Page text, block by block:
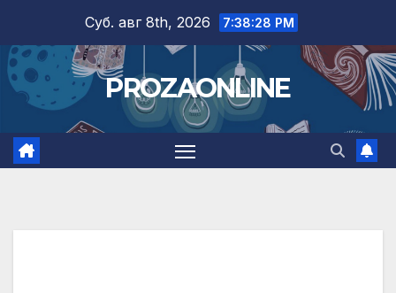
content
Суб. авг 8th, 2026 7:38:29 PM
PROZAONLINE